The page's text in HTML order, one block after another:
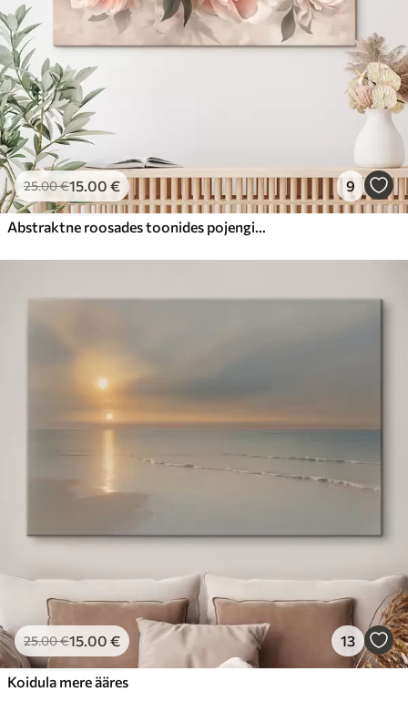
25.00€15.00 € 9
Abstraktne roosades toonides pojengide kimp
25.00€15.00 € 13
Koidula mere ääres